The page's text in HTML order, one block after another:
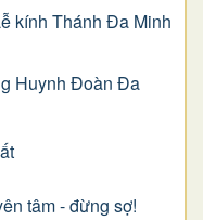
kính Thánh Đa Minh
Huynh Đoàn Đa
tâm - đừng sợ!